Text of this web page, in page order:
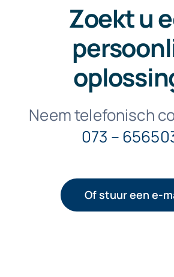
Zoekt u
Neem telefonisch
073 –
Of stuur een e-